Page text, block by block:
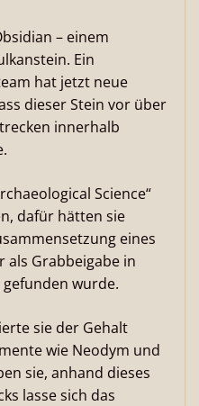
– einem
Ein
hat jetzt neue
dieser Stein vor über
innerhalb
Science“
dafür hätten sie
eines
als Grabbeigabe in
wurde.
sie der Gehalt
wie Neodym und
sie, anhand dieses
lasse sich das